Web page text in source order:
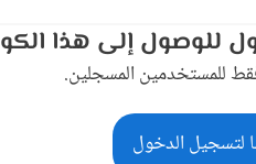
للوصول إلى هذا
للمستخدمين المسجلين.
لتسجيل الدخول